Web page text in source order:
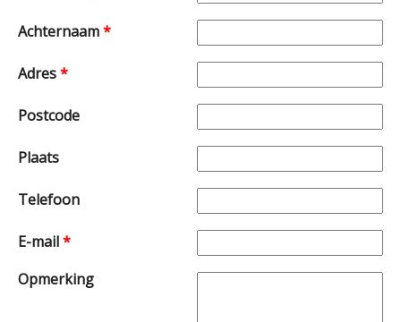
Achternaam*
Adres*
Postcode
Plaats
Telefoon
E-mail*
Opmerking